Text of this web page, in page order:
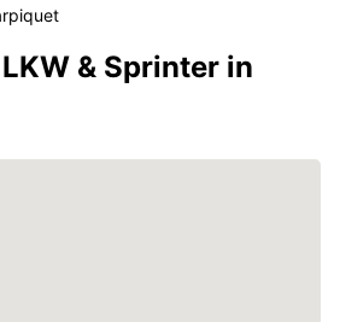
& Sprinter in